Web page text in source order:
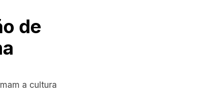
de
a cultura